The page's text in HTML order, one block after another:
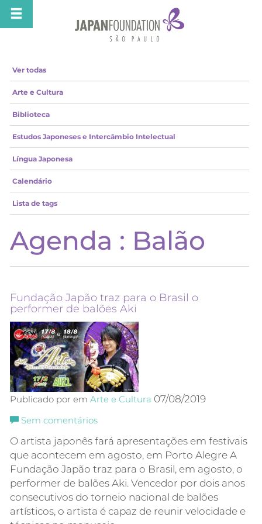
Ver todas
Arte e Cultura
Biblioteca
Estudos Japoneses e Intercâmbio Intelectual
Língua Japonesa
Calendário
Lista de tags
Agenda : Balão
Fundação Japão traz para o Brasil o
performer de balões Aki
Publicado por em Arte e Cultura 07/08/2019
Sem comentários
O artista japonês fará apresentações em festivais
que acontecem em agosto, em Porto Alegre A
Fundação Japão traz para o Brasil, em agosto, o
performer de balões Aki. Vencedor por dois anos
consecutivos do torneio nacional de balões
artísticos, o artista é capaz de reunir velocidade e